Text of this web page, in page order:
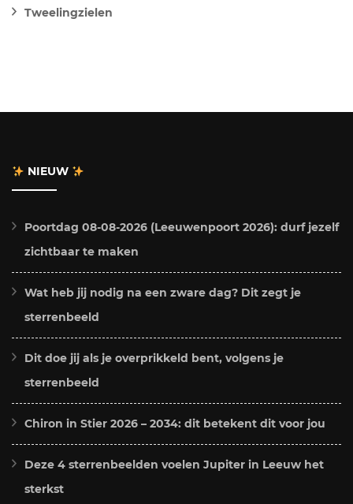
Tweelingzielen
NIEUW
Poortdag 08-08-2026 (Leeuwenpoort 2026): durf jezelf
zichtbaar te maken
Wat heb jij nodig na een zware dag? Dit zegt je
sterrenbeeld
Dit doe jij als je overprikkeld bent, volgens je
sterrenbeeld
Chiron in Stier 2026 – 2034: dit betekent dit voor jou
Deze 4 sterrenbeelden voelen Jupiter in Leeuw het
sterkst